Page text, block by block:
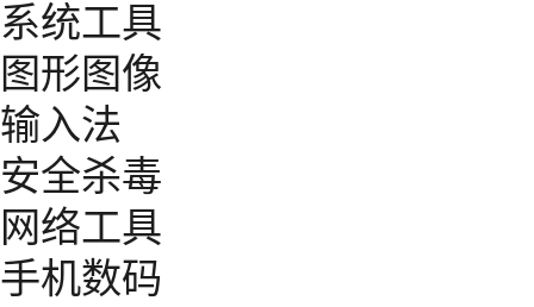
系统工具
图形图像
输入法
安全杀毒
网络工具
手机数码